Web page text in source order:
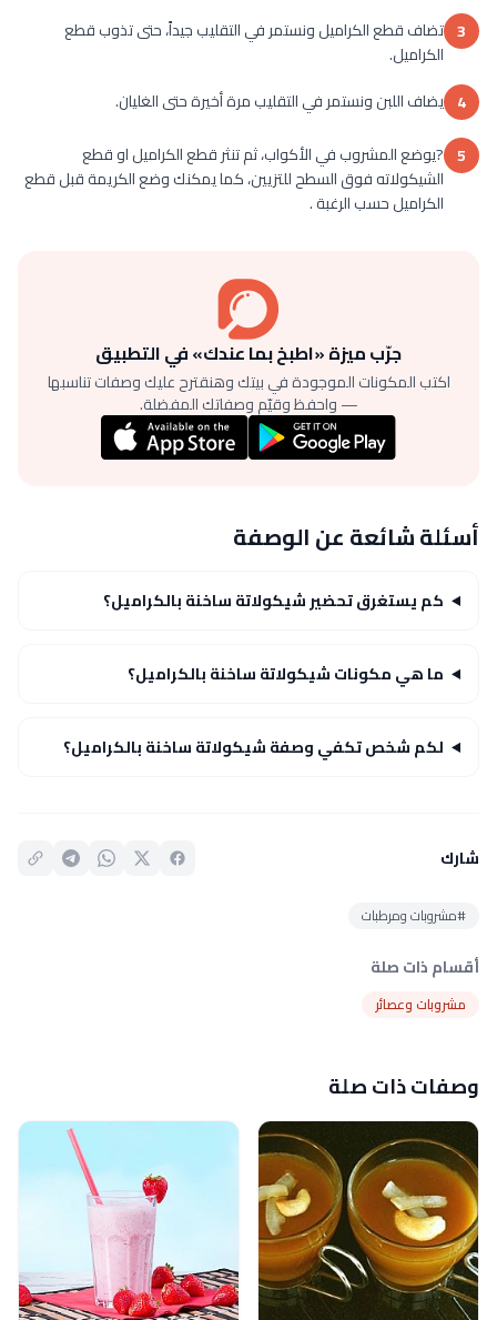
3 تضاف قطع الكراميل ونستمر في التقليب جيداً، حتى تذوب قطع
الكراميل.
4 يضاف اللبن ونستمر في التقليب مرة أخيرة حتى الغليان.
5 ?يوضع المشروب في الأكواب، ثم تنثر قطع الكراميل او قطع
الشيكولاته فوق السطح للتزيين، كما يمكنك وضع الكريمة قبل قطع
الكراميل حسب الرغبة .
جرّب ميزة «اطبخ بما عندك» في التطبيق
اكتب المكونات الموجودة في بيتك وهنقترح عليك وصفات تناسبها
— واحفظ وقيّم وصفاتك المفضلة.
أسئلة شائعة عن الوصفة
كم يستغرق تحضير شيكولاتة ساخنة بالكراميل؟
ما هي مكونات شيكولاتة ساخنة بالكراميل؟
لكم شخص تكفي وصفة شيكولاتة ساخنة بالكراميل؟
شارك
#مشروبات ومرطبات
أقسام ذات صلة
مشروبات وعصائر
وصفات ذات صلة